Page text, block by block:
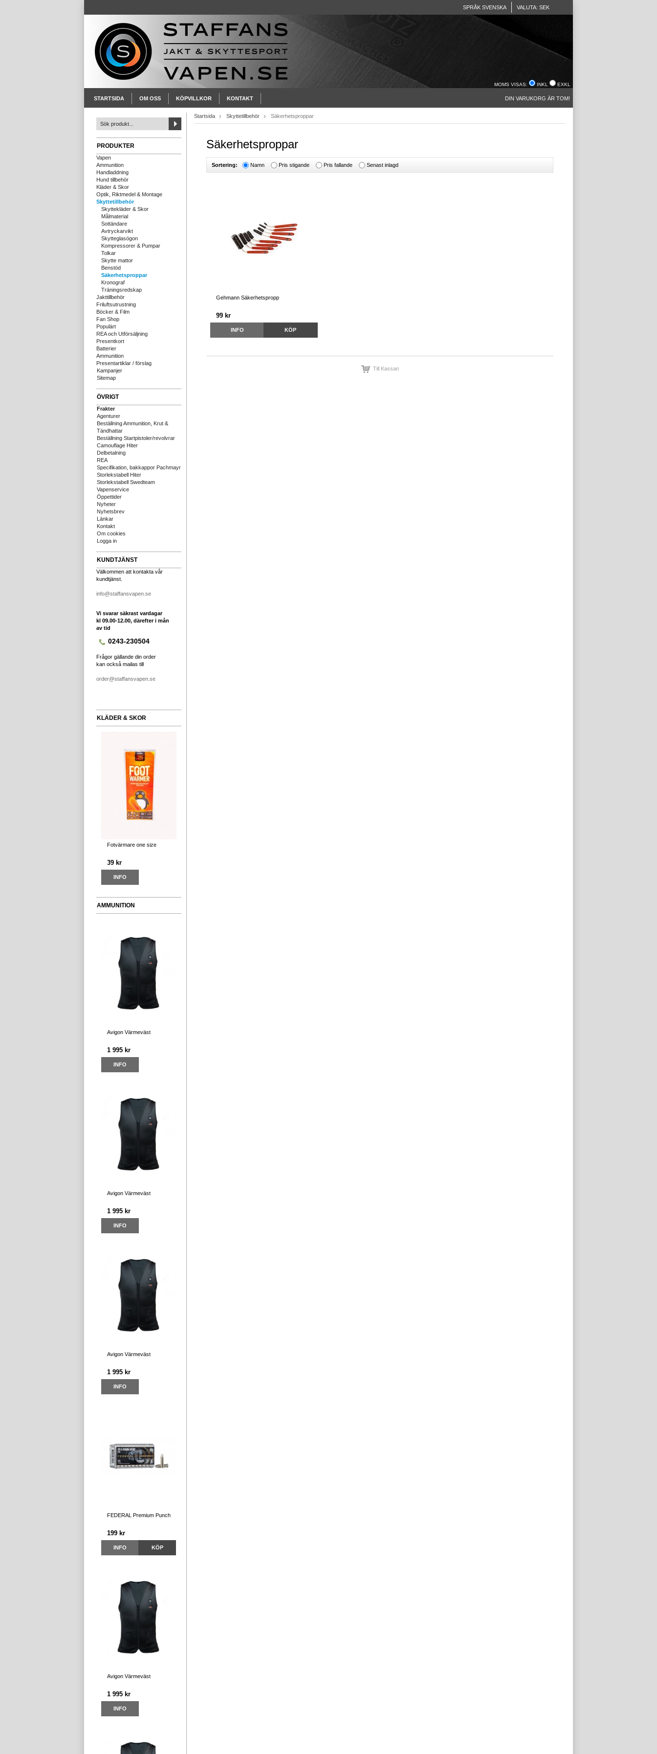
SPRÅK SVENSKA VALUTA: SEK
MOMS VISAS: INKL EXKL
STARTSIDA OM OSS KÖPVILLKOR KONTAKT DIN VARUKORG ÄR TOM!
PRODUKTER
Vapen
Ammunition
Handladdning
Hund tillbehör
Kläder & Skor
Optik, Riktmedel & Montage
Skyttetillbehör
Skyttekläder & Skor
Målmaterial
Sottändare
Avtryckarvikt
Skytteglasögon
Kompressorer & Pumpar
Tolkar
Skytte mattor
Benstöd
Säkerhetsproppar
Kronograf
Träningsredskap
Jakttillbehör
Friluftsutrustning
Böcker & Film
Fan Shop
Populärt
REA och Utförsäljning
Presentkort
Batterier
Ammunition
Presentartiklar / förslag
Kampanjer
Sitemap
ÖVRIGT
Frakter
Agenturer
Beställning Ammunition, Krut &
Tändhattar
Beställning Startpistoler/revolvrar
Camouflage Hiter
Delbetalning
REA
Specifikation, bakkappor Pachmayr
Storlekstabell Hiter
Storlekstabell Swedteam
Vapenservice
Öppettider
Nyheter
Nyhetsbrev
Länkar
Kontakt
Om cookies
Logga in
KUNDTJÄNST
Välkommen att kontakta vår
kundtjänst.
info@staffansvapen.se
Vi svarar säkrast vardagar
kl 09.00-12.00, därefter i mån
av tid
0243-230504
Frågor gällande din order
kan också mailas till
order@staffansvapen.se
KLÄDER & SKOR
Fotvärmare one size
39 kr
INFO
AMMUNITION
Avigon Värmeväst
1 995 kr
INFO
Avigon Värmeväst
1 995 kr
INFO
Avigon Värmeväst
1 995 kr
INFO
FEDERAL Premium Punch
199 kr
INFO KÖP
Avigon Värmeväst
1 995 kr
INFO
Startsida Skyttetillbehör Säkerhetsproppar
Säkerhetsproppar
Sortering: Namn Pris stigande Pris fallande Senast inlagd
Gehmann Säkerhetspropp
99 kr
INFO KÖP
Till Kassan